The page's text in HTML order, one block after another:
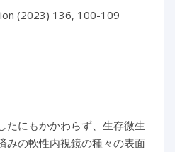
(2023) 136, 100-109
たにもかかわらず、生存微生
みの軟性内視鏡の種々の表面